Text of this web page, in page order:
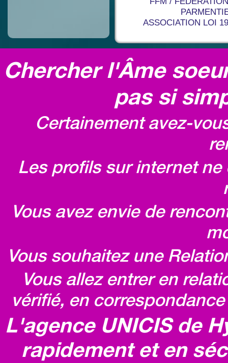
ASSOCIATION LOI
Chercher l'Âme
pas si
Certainement avez-
Les profils sur internet
Vous avez envie de
Vous souhaitez une
Vous allez entrer en
vérifié, en
L'agence UNICIS de
rapidement et en